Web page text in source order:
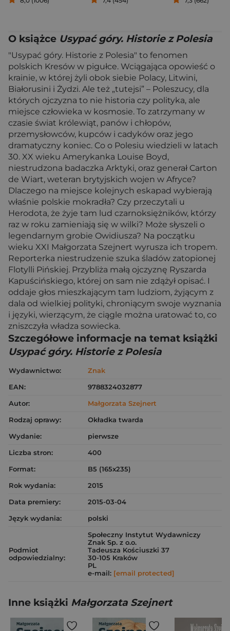
O książce Usypać góry. Historie z Polesia
"Usypać góry. Historie z Polesia" to fenomen
polskich Kresów w pigułce. Wciągająca opowieść o
krainie, w której żyli obok siebie Polacy, Litwini,
Białorusini i Żydzi. Ale też „tutejsi” – Poleszucy, dla
których ojczyzna to nie historia czy polityka, ale
miejsce człowieka w kosmosie. To zatrzymany w
czasie świat królewiąt, panów i chłopów,
przemysłowców, kupców i cadyków oraz jego
dramatyczny koniec. Co o Polesiu wiedzieli w latach
30. XX wieku Amerykanka Louise Boyd,
niestrudzona badaczka Arktyki, oraz generał Carton
de Wiart, weteran brytyjskich wojen w Afryce?
Dlaczego na miejsce kolejnych eskapad wybierają
właśnie polskie mokradła? Czy przeczytali u
Herodota, że żyje tam lud czarnoksiężników, którzy
raz w roku zamieniają się w wilki? Może słyszeli o
legendarnym grobie Owidiusza? Na początku
wieku XXI Małgorzata Szejnert wyrusza ich tropem.
Reporterka niestrudzenie szuka śladów zatopionej
Flotylli Pińskiej. Przybliża małą ojczyznę Ryszarda
Kapuścińskiego, której on sam nie zdążył opisać. I
oddaje głos mieszkającym tam ludziom, żyjącym z
dala od wielkiej polityki, chroniącym swoje wyznania
i języki, wierzącym, że ciągle można uratować to, co
zniszczyła władza sowiecka.
Szczegółowe informacje na temat książki
Usypać góry. Historie z Polesia
Wydawnictwo:
Znak
EAN:
9788324032877
Autor:
Małgorzata Szejnert
Rodzaj oprawy:
Okładka twarda
Wydanie:
pierwsze
Liczba stron:
400
Format:
B5 (165x235)
Rok wydania:
2015
Data premiery:
2015-03-04
Język wydania:
polski
Podmiot
odpowiedzialny:
Społeczny Instytut Wydawniczy
Znak Sp. z o.o.
Tadeusza Kościuszki 37
30-105 Kraków
PL
e-mail: [email protected]
Inne książki Małgorzata Szejnert